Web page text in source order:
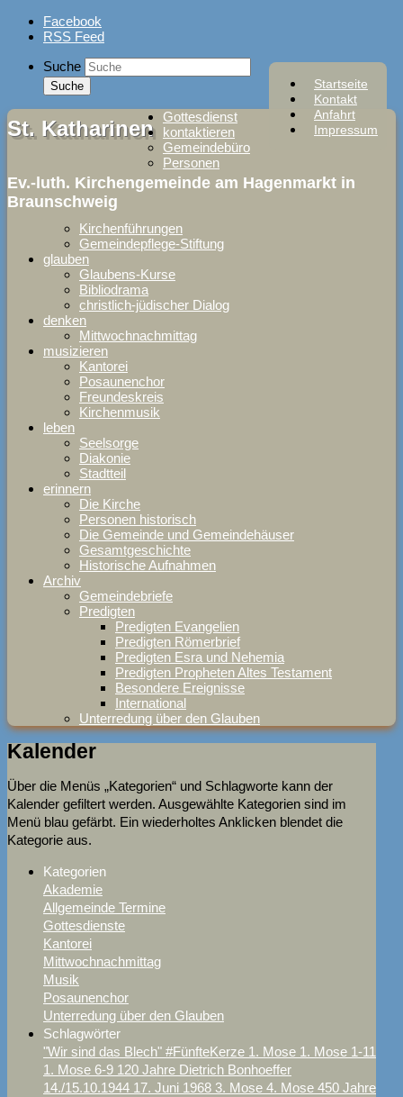
Skip
Facebook
RSS Feed
Startseite
Kontakt
Anfahrt
Impressum
Suche
St. Katharinen
Ev.-luth. Kirchengemeinde am Hagenmarkt in
Braunschweig
Gottesdienst
kontaktieren
Gemeindebüro
Personen
Kirchenführungen
Gemeindepflege-Stiftung
glauben
Glaubens-Kurse
Bibliodrama
christlich-jüdischer Dialog
denken
Mittwochnachmittag
musizieren
Kantorei
Posaunenchor
Freundeskreis
Kirchenmusik
leben
Seelsorge
Diakonie
Stadtteil
erinnern
Die Kirche
Personen historisch
Die Gemeinde und Gemeindehäuser
Gesamtgeschichte
Historische Aufnahmen
Archiv
Gemeindebriefe
Predigten
Predigten Evangelien
Predigten Römerbrief
Predigten Esra und Nehemia
Predigten Propheten Altes Testament
Besondere Ereignisse
International
Unterredung über den Glauben
Kalender
Über die Menüs „Kategorien“ und Schlagworte kann der
Kalender gefiltert werden. Ausgewählte Kategorien sind im
Menü blau gefärbt. Ein wiederholtes Anklicken blendet die
Kategorie aus.
Kategorien
Akademie
Allgemeinde Termine
Gottesdienste
Kantorei
Mittwochnachmittag
Musik
Posaunenchor
Unterredung über den Glauben
Schlagwörter
"Wir sind das Blech" #FünfteKerze 1. Mose 1. Mose 1-11
1. Mose 6-9 120 Jahre Dietrich Bonhoeffer
14./15.10.1944 17. Juni 1968 3. Mose 4. Mose 450 Jahre